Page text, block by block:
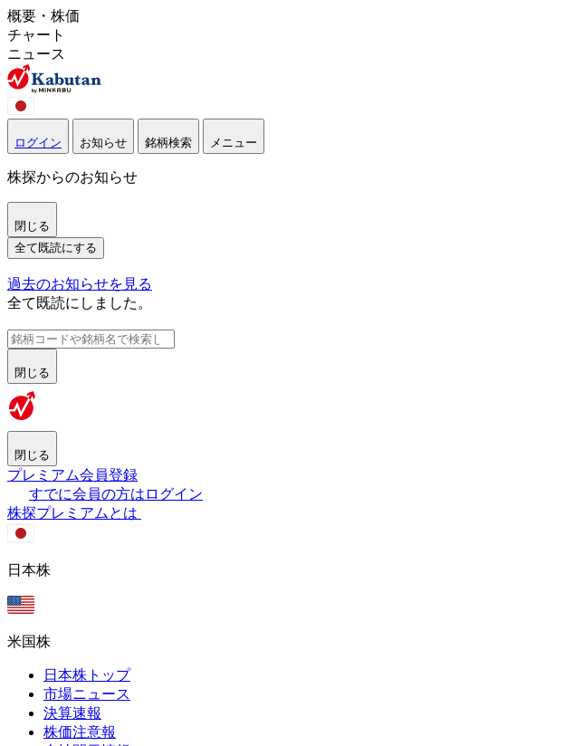
概要・株価
チャート
ニュース
ログイン お知らせ 銘柄検索 メニュー
株探からのお知らせ
閉じる
全て既読にする
過去のお知らせを見る
全て既読にしました。
閉じる
閉じる
プレミアム会員登録
すでに会員の方はログイン
株探プレミアムとは
日本株
米国株
日本株トップ
市場ニュース
決算速報
株価注意報